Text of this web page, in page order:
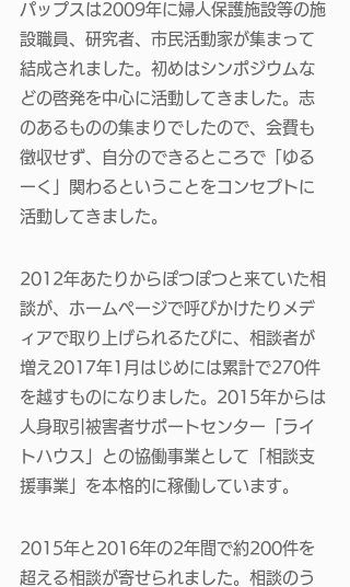
パップスは2009年に婦人保護施設等の施
設職員、研究者、市民活動家が集まって
結成されました。初めはシンポジウムな
どの啓発を中心に活動してきました。志
のあるものの集まりでしたので、会費も
徴収せず、自分のできるところで「ゆる
ーく」関わるということをコンセプトに
活動してきました。
2012年あたりからぽつぽつと来ていた相
談が、ホームページで呼びかけたりメデ
ィアで取り上げられるたびに、相談者が
増え2017年1月はじめには累計で270件
を越すものになりました。2015年からは
人身取引被害者サポートセンター「ライ
トハウス」との協働事業として「相談支
援事業」を本格的に稼働しています。
2015年と2016年の2年間で約200件を
超える相談が寄せられました。相談のう